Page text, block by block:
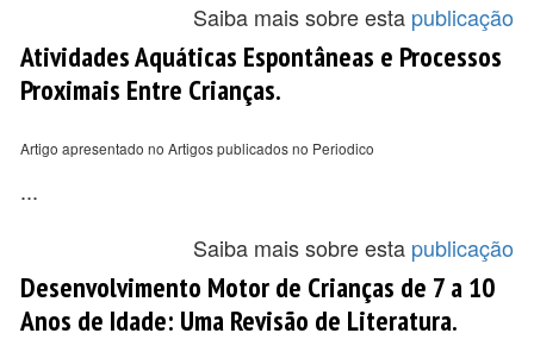
Saiba mais sobre esta publicação
Atividades Aquáticas Espontâneas e Processos
Proximais Entre Crianças.
Artigo apresentado no Artigos publicados no Periodico
...
Saiba mais sobre esta publicação
Desenvolvimento Motor de Crianças de 7 a 10
Anos de Idade: Uma Revisão de Literatura.